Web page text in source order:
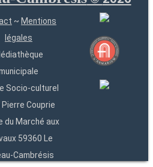
~ Mentions
légales
Socio-culturel
Pierre Couprie
du Marché aux
59360 Le
Cambrésis